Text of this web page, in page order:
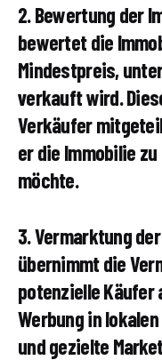
2. Bewertung der
bewertet die
Mindestpreis,
verkauft wird.
Verkäufer
er die Immobilie
möchte.
3. Vermarktung
übernimmt die
potenzielle Käufer
Werbung in
und gezielte